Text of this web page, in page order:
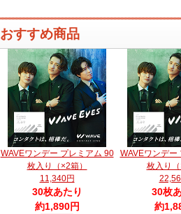
すすめ商品
WAVEワンデー プレミアム 90
枚入り（×2箱）
11,340円
30枚あたり
約1,890円
WAVEワンデー
枚入り（
30枚
約